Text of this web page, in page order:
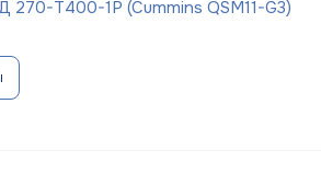
270-Т400-1Р (Cummins QSM11-G3)